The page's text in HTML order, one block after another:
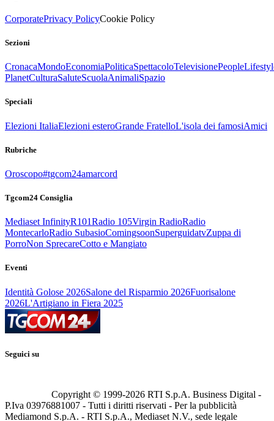
CorporatePrivacy PolicyCookie Policy
Sezioni
CronacaMondoEconomiaPoliticaSpettacoloTelevisionePeople
PlanetCulturaSaluteScuolaAnimaliSpazio
Speciali
Elezioni ItaliaElezioni esteroGrande FratelloL'isola dei famosiAmici
Rubriche
Oroscopo#tgcom24amarcord
Tgcom24 Consiglia
Mediaset InfinityR101Radio 105Virgin RadioRadio
MontecarloRadio SubasioComingsoonSuperguidatvZuppa di
PorroNon SprecareCotto e Mangiato
Eventi
Identità Golose 2026Salone del Risparmio 2026Fuorisalone
2026L'Artigiano in Fiera 2025
Seguici su
Copyright © 1999-2026 RTI S.p.A. Business Digital -
P.Iva 03976881007 - Tutti i diritti riservati - Per la pubblicità
Mediamond S.p.A. - RTI S.p.A., Mediaset N.V., sede legale